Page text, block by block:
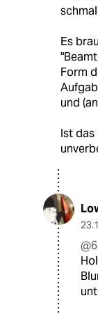
Es
Form
und
Ist